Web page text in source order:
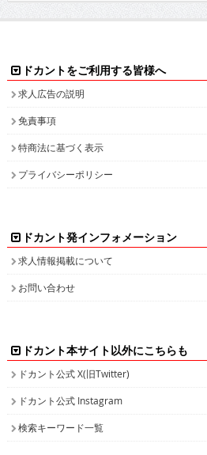
ドカントをご利用する皆様へ
求人広告の説明
免責事項
特商法に基づく表示
プライバシーポリシー
ドカント発インフォメーション
求人情報掲載について
お問い合わせ
ドカント本サイト以外にこちらも
ドカント公式 X(旧Twitter)
ドカント公式 Instagram
検索キーワード一覧